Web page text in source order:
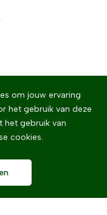
om jouw ervaring
het gebruik van deze
het gebruik van
cookies.